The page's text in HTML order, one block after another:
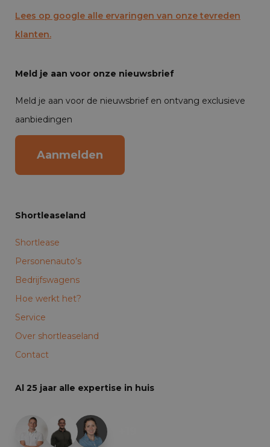
Lees op google alle ervaringen van onze tevreden
klanten.
Meld je aan voor onze nieuwsbrief
Meld je aan voor de nieuwsbrief en ontvang exclusieve
aanbiedingen
Aanmelden
Shortleaseland
Shortlease
Personenauto’s
Bedrijfswagens
Hoe werkt het?
Service
Over shortleaseland
Contact
Al 25 jaar alle expertise in huis